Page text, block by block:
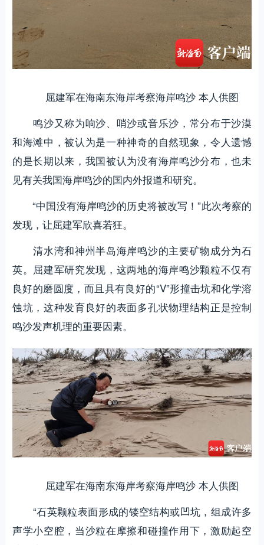
屈建军在海南东海岸考察海岸鸣沙 本人供图
鸣沙又称为响沙、哨沙或音乐沙，常分布于沙漠
和海滩中，被认为是一种神奇的自然现象，令人遗憾
的是长期以来，我国被认为没有海岸鸣沙分布，也未
见有关我国海岸鸣沙的国内外报道和研究。
“中国没有海岸鸣沙的历史将被改写！”此次考察的
发现，让屈建军欣喜若狂。
清水湾和神州半岛海岸鸣沙的主要矿物成分为石
英。屈建军研究发现，这两地的海岸鸣沙颗粒不仅有
良好的磨圆度，而且具有良好的“V”形撞击坑和化学溶
蚀坑，这种发育良好的表面多孔状物理结构正是控制
鸣沙发声机理的重要因素。
屈建军在海南东海岸考察海岸鸣沙 本人供图
“石英颗粒表面形成的镂空结构或凹坑，组成许多
声学小空腔，当沙粒在摩擦和碰撞作用下，激励起空